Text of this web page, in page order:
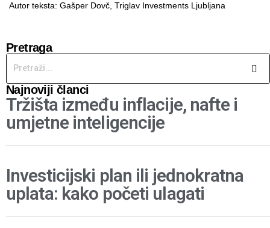
Autor teksta: Gašper Dovč, Triglav Investments Ljubljana
Pretraga
Najnoviji članci
Tržišta između inflacije, nafte i
umjetne inteligencije
Investicijski plan ili jednokratna
uplata: kako početi ulagati